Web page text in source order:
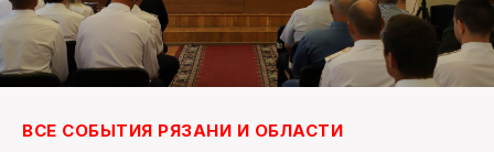
Новости России
Политика
Новости мира
Все материалы 7инфо
ВСЕ СОБЫТИЯ РЯЗАНИ И ОБЛАСТИ